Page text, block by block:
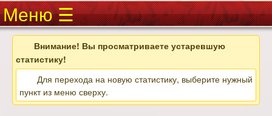
Меню
Внимание! Вы просматриваете устаревшую
статистику!
Для перехода на новую статистику, выберите нужный
пункт из меню сверху.